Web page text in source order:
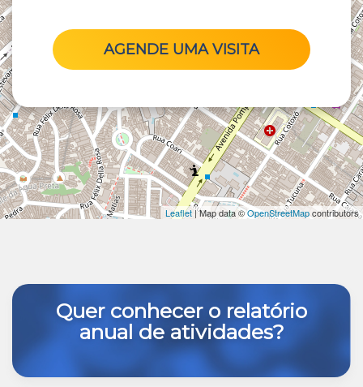
Leaflet| Map data ©OpenStreetMapcontributors
AGENDE UMA VISITA
Quer conhecer o relatório
anual de atividades?